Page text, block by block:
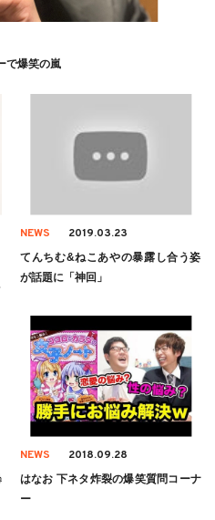
で爆笑の嵐
NEWS 2019.03.23
てんちむ&ねこあやの暴露し合う姿
が話題に「神回」
NEWS 2018.09.28
はなお 下ネタ炸裂の爆笑質問コーナ
ー